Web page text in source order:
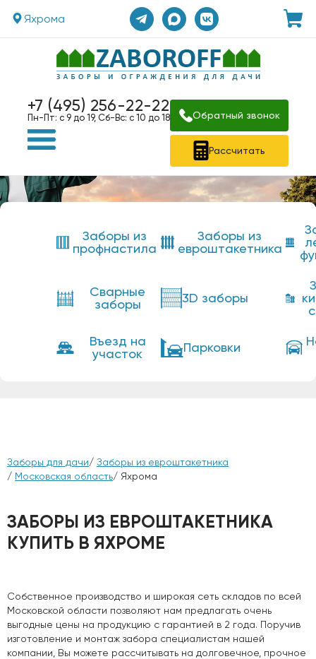
Яхрома
+7 (495) 256-22-22
Пн-Пт: с 9 до 19, Сб-Вс: с 10 до 18 Обратный звонок
Рассчитать
Заборы из
профнастила
Заборы из
евроштакетника
Сварные
заборы
3D заборы
Въезд на
участок
Парковки
Заборы для дачи/ Заборы из евроштакетника
/ Московская область/ Яхрома
ЗАБОРЫ ИЗ ЕВРОШТАКЕТНИКА
КУПИТЬ В ЯХРОМЕ
Собственное производство и широкая сеть складов по всей
Московской области позволяют нам предлагать очень
выгодные цены на продукцию с гарантией в 2 года. Поручив
изготовление и монтаж забора специалистам нашей
компании, Вы можете рассчитывать на долговечное, прочное